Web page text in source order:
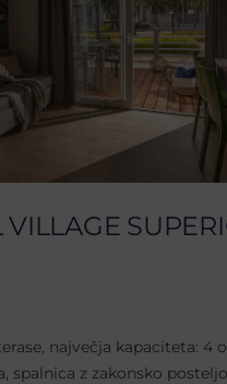
VILLAGE
največja kapaciteta: 4
spalnica z zakonsko